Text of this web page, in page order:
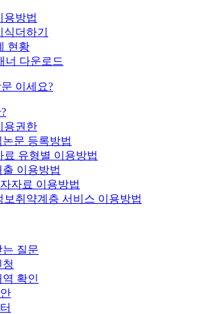
용방법
식더하기
현황
너 다운로드
이세요?
용권한
논문 등록방법
료 유형별 이용방법
출 이용방법
자료 이용방법
보취약계층 서비스 이용방법
는 질문
확인